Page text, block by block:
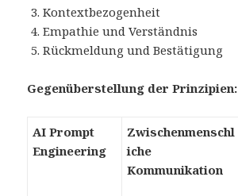
Kontextbezogenheit
Empathie und Verständnis
Rückmeldung und Bestätigung
Gegenüberstellung der Prinzipien:
AI Prompt
Engineering
Zwischenmenschl
iche
Kommunikation